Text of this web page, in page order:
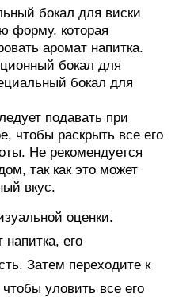
бокал для виски
форму, которая
аромат напитка.
бокал для
бокал для
подавать при
чтобы раскрыть все его
Не рекомендуется
так как это может
вкус.
оценки.
его
Затем переходите к
уловить все его